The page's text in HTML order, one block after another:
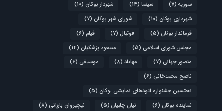
سوریه (7) سینما (14) شهردار بوکان (10)
شهرداری بوکان (10) شورای شهر بوکان (7)
فرماندار بوکان (5) فوتبال (7) فیلم (6)
مجلس شورای اسلامی (5) مسعود پزشکیان (14)
منصور جهانی (7) مهاباد (8) موسیقی (6)
ناصح محمدخانی (6)
نختسین جشنواره اتودهای نمایشی بوکان (5)
نماینده بوکان (6) نیان چلبیان (5) نیچیروان بارزانی (8)